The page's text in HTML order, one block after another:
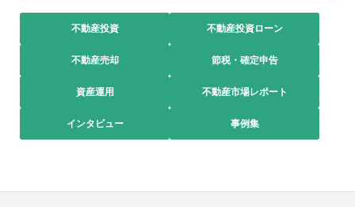
不動産投資 不動産投資ローン
不動産売却 節税・確定申告
資産運用 不動産市場レポート
インタビュー 事例集